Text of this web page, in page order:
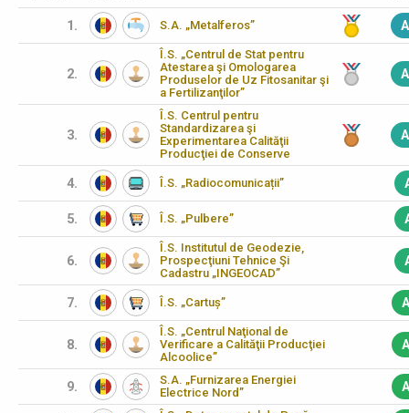
1. S.A. „Metalferos”
2.
Î.S. „Centrul de Stat pentru
Atestarea şi Omologarea
Produselor de Uz Fitosanitar şi
a Fertilizanţilor”
3.
Î.S. Centrul pentru
Standardizarea şi
Experimentarea Calităţii
Producţiei de Conserve
4. Î.S. „Radiocomunicații”
5. Î.S. „Pulbere”
6.
Î.S. Institutul de Geodezie,
Prospecţiuni Tehnice Şi
Cadastru „INGEOCAD”
7. Î.S. „Cartuș”
8.
Î.S. „Centrul Naţional de
Verificare a Calităţii Producţiei
Alcoolice”
9.
S.A. „Furnizarea Energiei
Electrice Nord”